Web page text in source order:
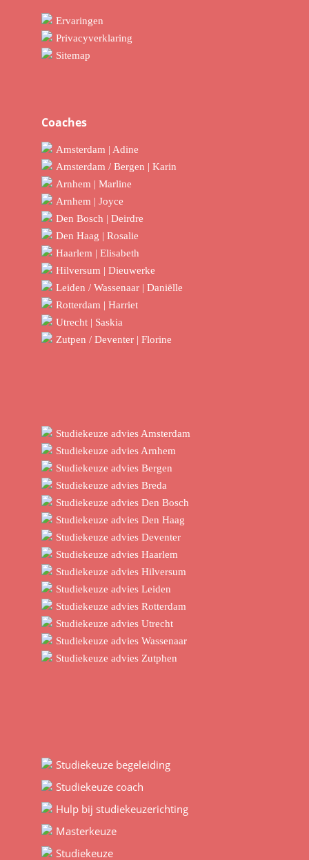
Ervaringen
Privacyverklaring
Sitemap
Coaches
Amsterdam | Adine
Amsterdam / Bergen | Karin
Arnhem | Marline
Arnhem | Joyce
Den Bosch | Deirdre
Den Haag | Rosalie
Haarlem | Elisabeth
Hilversum | Dieuwerke
Leiden / Wassenaar | Daniëlle
Rotterdam | Harriet
Utrecht | Saskia
Zutpen / Deventer | Florine
Studiekeuze advies Amsterdam
Studiekeuze advies Arnhem
Studiekeuze advies Bergen
Studiekeuze advies Breda
Studiekeuze advies Den Bosch
Studiekeuze advies Den Haag
Studiekeuze advies Deventer
Studiekeuze advies Haarlem
Studiekeuze advies Hilversum
Studiekeuze advies Leiden
Studiekeuze advies Rotterdam
Studiekeuze advies Utrecht
Studiekeuze advies Wassenaar
Studiekeuze advies Zutphen
Studiekeuze begeleiding
Studiekeuze coach
Hulp bij studiekeuzerichting
Masterkeuze
Studiekeuze